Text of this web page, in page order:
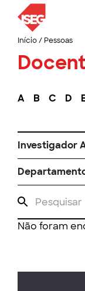
Início/ Pessoas
A B C D
Investigador
Não foram